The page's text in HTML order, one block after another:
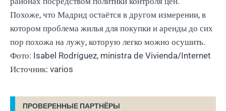
Похоже, что Мадрид остаётся в другом измерении, в
котором проблема жилья для покупки и аренды до сих
пор похожа на лужу, которую легко можно осушить.
Фото: Isabel Rodríguez, ministra de Vivienda/Internet
Источник: varios
ПРОВЕРЕННЫЕ ПАРТНЁРЫ